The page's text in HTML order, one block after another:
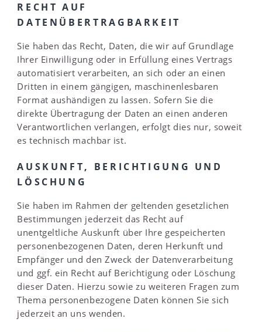
RECHT AUF
DATENÜBERTRAGBARKEIT
Sie haben das Recht, Daten, die wir auf Grundlage
Ihrer Einwilligung oder in Erfüllung eines Vertrags
automatisiert verarbeiten, an sich oder an einen
Dritten in einem gängigen, maschinenlesbaren
Format aushändigen zu lassen. Sofern Sie die
direkte Übertragung der Daten an einen anderen
Verantwortlichen verlangen, erfolgt dies nur, soweit
es technisch machbar ist.
AUSKUNFT, BERICHTIGUNG UND
LÖSCHUNG
Sie haben im Rahmen der geltenden gesetzlichen
Bestimmungen jederzeit das Recht auf
unentgeltliche Auskunft über Ihre gespeicherten
personenbezogenen Daten, deren Herkunft und
Empfänger und den Zweck der Datenverarbeitung
und ggf. ein Recht auf Berichtigung oder Löschung
dieser Daten. Hierzu sowie zu weiteren Fragen zum
Thema personenbezogene Daten können Sie sich
jederzeit an uns wenden.